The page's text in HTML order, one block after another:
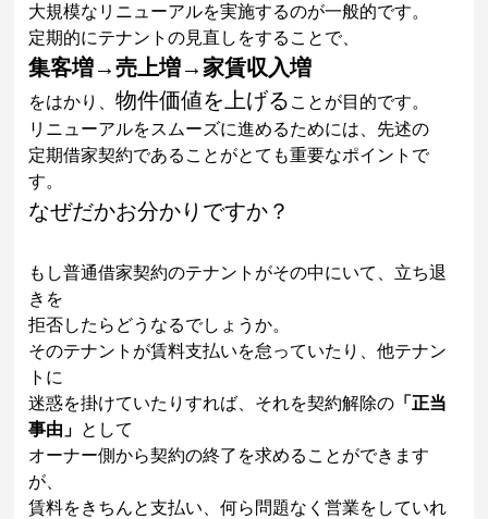
大規模なリニューアルを実施するのが一般的です。
定期的にテナントの見直しをすることで、
集客増→売上増→家賃収入増
をはかり、物件価値を上げる ことが目的です。
リニューアルをスムーズに進めるためには、先述の
定期借家契約であることがとても重要なポイントで
す。
なぜだかお分かりですか？
もし普通借家契約のテナントがその中にいて、立ち退
きを
拒否したらどうなるでしょうか。
そのテナントが賃料支払いを怠っていたり、他テナン
トに
迷惑を掛けていたりすれば、それを契約解除の 「正当
事由」 として
オーナー側から契約の終了を求めることができます
が、
賃料をきちんと支払い、何ら問題なく営業をしていれ